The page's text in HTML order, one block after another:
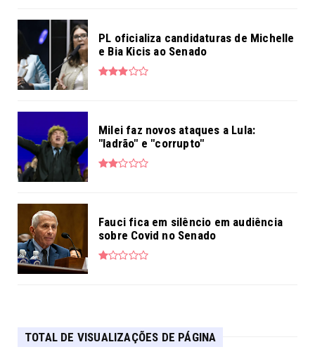
PL oficializa candidaturas de Michelle
e Bia Kicis ao Senado
Milei faz novos ataques a Lula:
"ladrão" e "corrupto"
Fauci fica em silêncio em audiência
sobre Covid no Senado
TOTAL DE VISUALIZAÇÕES DE PÁGINA